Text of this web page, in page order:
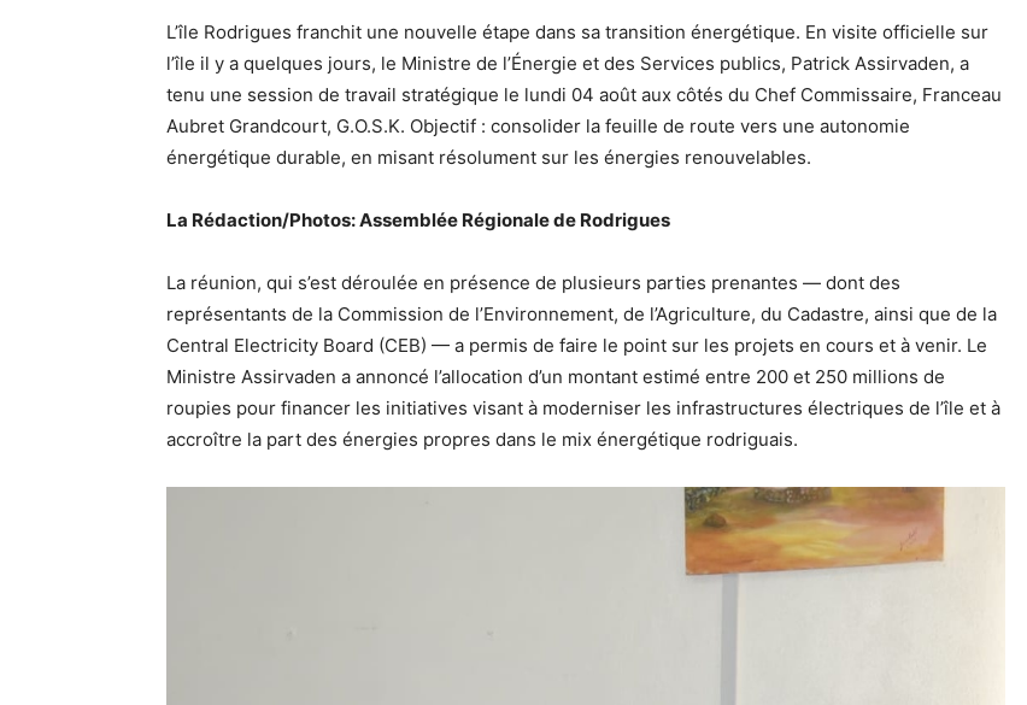
L’île Rodrigues franchit une nouvelle étape dans sa transition énergétique. En visite officielle sur
l’île il y a quelques jours, le Ministre de l’Énergie et des Services publics, Patrick Assirvaden, a
tenu une session de travail stratégique le lundi 04 août aux côtés du Chef Commissaire, Franceau
Aubret Grandcourt, G.O.S.K. Objectif : consolider la feuille de route vers une autonomie
énergétique durable, en misant résolument sur les énergies renouvelables.
La Rédaction/Photos: Assemblée Régionale de Rodrigues
La réunion, qui s’est déroulée en présence de plusieurs parties prenantes — dont des
représentants de la Commission de l’Environnement, de l’Agriculture, du Cadastre, ainsi que de la
Central Electricity Board (CEB) — a permis de faire le point sur les projets en cours et à venir. Le
Ministre Assirvaden a annoncé l’allocation d’un montant estimé entre 200 et 250 millions de
roupies pour financer les initiatives visant à moderniser les infrastructures électriques de l’île et à
accroître la part des énergies propres dans le mix énergétique rodriguais.